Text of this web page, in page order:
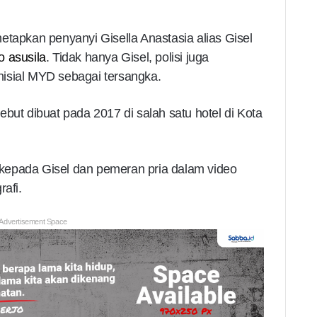
penyanyi Gisella Anastasia alias Gisel
asusila. Tidak hanya Gisel, polisi juga
MYD sebagai tersangka.
dibuat pada 2017 di salah satu hotel di Kota
Gisel dan pemeran pria dalam video
Space